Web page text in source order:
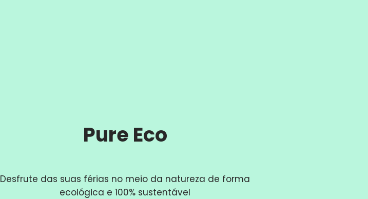
Pure Eco
Desfrute das suas férias no meio da natureza de forma
ecológica e 100% sustentável